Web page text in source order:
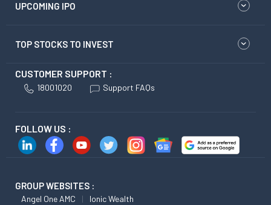
UPCOMING IPO
TOP STOCKS TO INVEST
CUSTOMER SUPPORT :
18001020 Support FAQs
FOLLOW US :
GROUP WEBSITES :
Angel One AMC Ionic Wealth